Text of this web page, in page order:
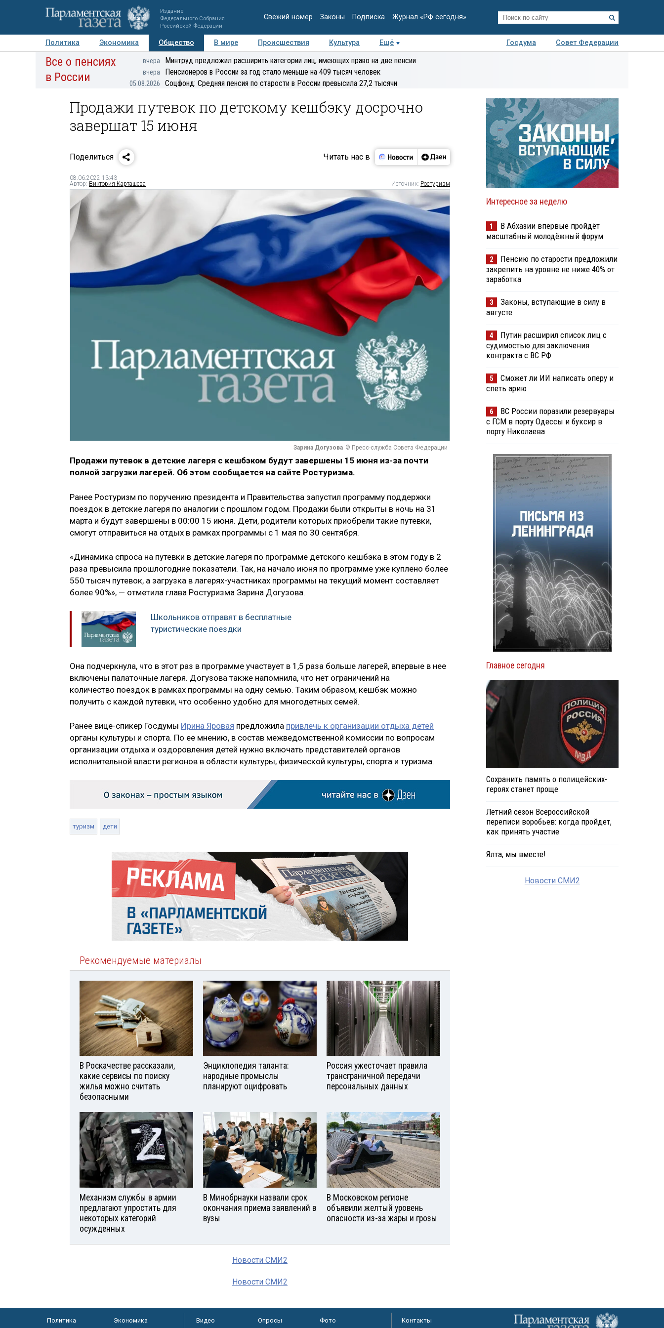
Издание
Федерального Собрания
Российской Федерации
Свежий номер Законы Подписка Журнал «РФ сегодня»
Политика Экономика Общество В мире Происшествия Культура Ещё Госдума
Совет Федерации
Авторы Персоны Мнения Регионы Медиацентр Интервью Колумнисты
Деловая
Все о пенсиях
в России
вчера Минтруд предложил расширить категории лиц, имеющих право на две пенсии
вчера Пенсионеров в России за год стало меньше на 409 тысяч человек
05.08.2026 Соцфонд: Средняя пенсия по старости в России превысила 27,2 тысячи
Продажи путевок по детскому кешбэку досрочно
завершат 15 июня
Поделиться Читать нас в
08.06.2022 13:43
Автор: Виктория Карташева Источник: Ростуризм
Зарина Догузова © Пресс-служба Совета Федерации
Продажи путевок в детские лагеря с кешбэком будут завершены 15 июня из-за почти
полной загрузки лагерей. Об этом сообщается на сайте Ростуризма.
Ранее Ростуризм по поручению президента и Правительства запустил программу поддержки
поездок в детские лагеря по аналогии с прошлом годом. Продажи были открыты в ночь на 31
марта и будут завершены в 00:00 15 июня. Дети, родители которых приобрели такие путевки,
смогут отправиться на отдых в рамках программы с 1 мая по 30 сентября.
«Динамика спроса на путевки в детские лагеря по программе детского кешбэка в этом году в 2
раза превысила прошлогодние показатели. Так, на начало июня по программе уже куплено более
550 тысяч путевок, а загрузка в лагерях-участниках программы на текущий момент составляет
более 90%», — отметила глава Ростуризма Зарина Догузова.
Школьников отправят в бесплатные
туристические поездки
Она подчеркнула, что в этот раз в программе участвует в 1,5 раза больше лагерей, впервые в нее
включены палаточные лагеря. Догузова также напомнила, что нет ограничений на
количество поездок в рамках программы на одну семью. Таким образом, кешбэк можно
получить с каждой путевки, что особенно удобно для многодетных семей.
Ранее вице-спикер Госдумы Ирина Яровая предложила привлечь к организации отдыха детей
органы культуры и спорта. По ее мнению, в состав межведомственной комиссии по вопросам
организации отдыха и оздоровления детей нужно включать представителей органов
исполнительной власти регионов в области культуры, физической культуры, спорта и туризма.
туризм дети
Рекомендуемые материалы
В Роскачестве рассказали,
какие сервисы по поиску
жилья можно считать
безопасными
Энциклопедия таланта:
народные промыслы
планируют оцифровать
Россия ужесточает правила
трансграничной передачи
персональных данных
Механизм службы в армии
предлагают упростить для
некоторых категорий
осужденных
В Минобрнауки назвали срок
окончания приема заявлений в
вузы
В Московском регионе
объявили желтый уровень
опасности из-за жары и грозы
Новости СМИ2
Новости СМИ2
Интересное за неделю
1
В Абхазии впервые пройдёт
масштабный молодёжный форум
2
Пенсию по старости предложили
закрепить на уровне не ниже 40% от
заработка
3
Законы, вступающие в силу в
августе
4
Путин расширил список лиц с
судимостью для заключения
контракта с ВС РФ
5
Сможет ли ИИ написать оперу и
спеть арию
6
ВС России поразили резервуары
с ГСМ в порту Одессы и буксир в
порту Николаева
Главное сегодня
Сохранить память о полицейских-
героях станет проще
Летний сезон Всероссийской
переписи воробьев: когда пройдет,
как принять участие
Ялта, мы вместе!
Новости СМИ2
Политика
Экономика
Видео Опросы
Фото
Контакты